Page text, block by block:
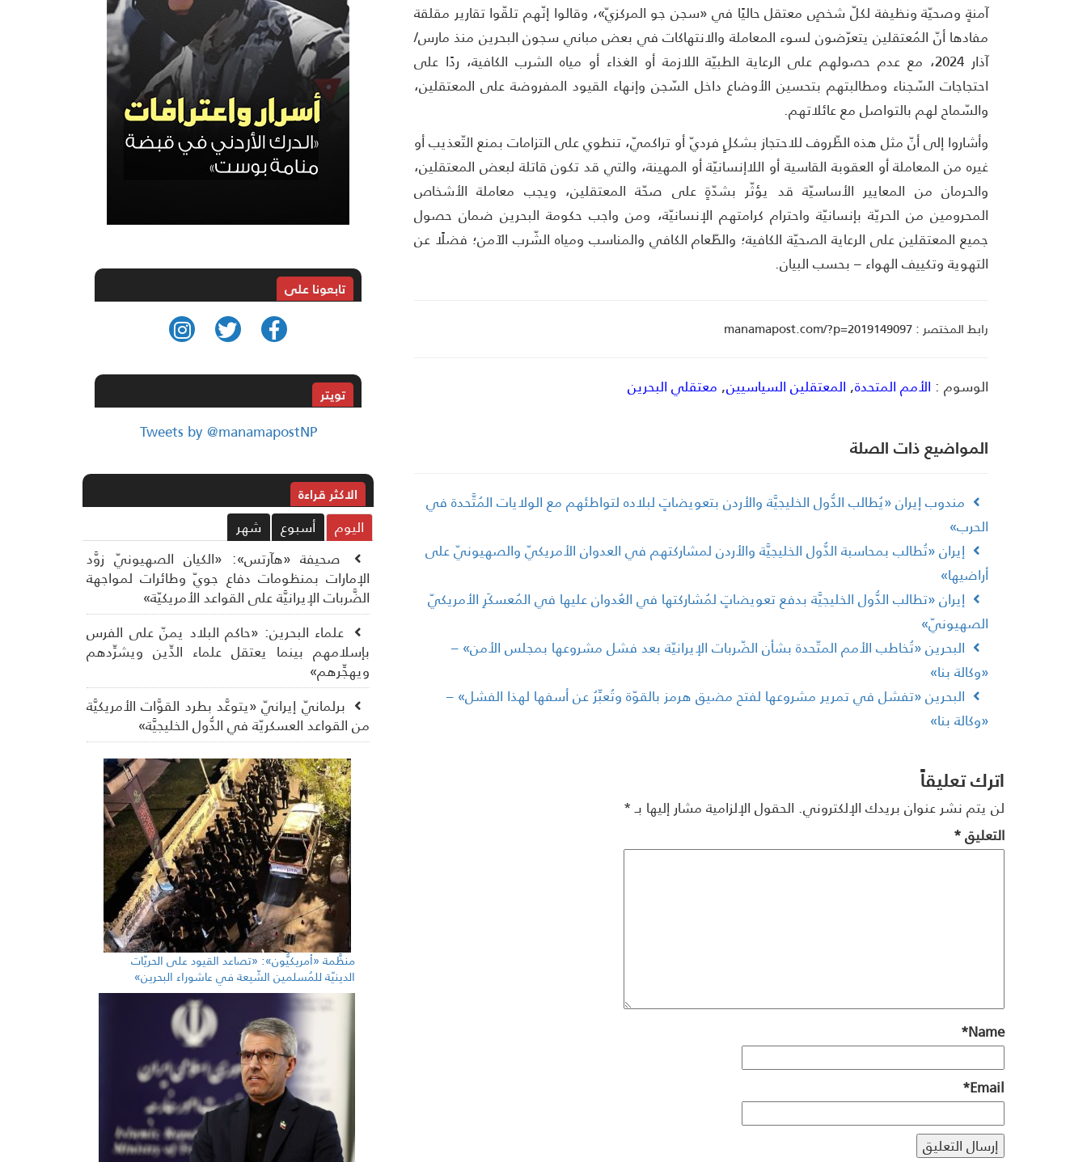
آمنةٍ وصحيّة ونظيفة لكلّ شخصٍ معتقل حاليًا في «سجن جو المركزيّ»، وقالوا إنّهم تلقّوا تقارير مقلقة
مفادها أنّ المُعتقلين يتعرّضون لسوء المعاملة والانتهاكات في بعض مباني سجون البحرين منذ مارس/
آذار 2024، مع عدم حصولهم على الرعاية الطبيّة اللازمة أو الغذاء أو مياه الشرب الكافية، ردًا على
احتجاجات السّجناء ومطالبتهم بتحسين الأوضاع داخل السّجن وإنهاء القيود المفروضة على المعتقلين،
والسّماح لهم بالتواصل مع عائلاتهم.
وأشاروا إلى أنّ مثل هذه الظّروف للاحتجاز بشكلٍ فرديّ أو تراكميّ، تنطوي على التزامات بمنع التّعذيب أو
غيره من المعاملة أو العقوبة القاسية أو اللاإنسانيّة أو المهينة، والتي قد تكون قاتلة لبعض المعتقلين،
والحرمان من المعايير الأساسيّة قد يؤثّر بشدّةٍ على صحّة المعتقلين، ويجب معاملة الأشخاص
المحرومين من الحريّة بإنسانيّة واحترام كرامتهم الإنسانيّة، ومن واجب حكومة البحرين ضمان حصول
جميع المعتقلين على الرعاية الصحيّة الكافية؛ والطّعام الكافي والمناسب ومياه الشّرب الآمن؛ فضلًا عن
التهوية وتكييف الهواء – بحسب البيان.
رابط المختصر : manamapost.com/?p=2019149097
الوسوم : الأمم المتحدة, المعتقلين السياسيين, معتقلي البحرين
المواضیع ذات الصلة
مندوب إيران «يُطالب الدُّول الخليجيَّة والأردن بتعويضاتٍ لبلاده لتواطئهم مع الولايات المُتَّحدة في
الحرب»
إيران «تُطالب بمحاسبة الدُّول الخليجيَّة والأردن لمشاركتهم في العدوان الأمريكيّ والصهيونيّ على
أراضيها»
إيران «تطالب الدُّول الخليجيَّة بدفع تعويضاتٍ لمُشاركتها في العُدوان عليها في المُعسكَرِ الأمريكيّ
الصهيونيّ»
البحرين «تُخاطب الأمم المتّحدة بشأن الضّربات الإيرانيّة بعد فشل مشروعها بمجلس الأمن» –
«وكالة بنا»
البحرين «تفشل في تمرير مشروعها لفتح مضيق هرمز بالقوّة وتُعبِّرُ عن أسفها لهذا الفشل» –
«وكالة بنا»
اترك تعليقاً
لن يتم نشر عنوان بريدك الإلكتروني. الحقول الإلزامية مشار إليها بـ*
التعليق*
Name
*
Email
*
تابعونا على
تويتر
Tweets by @manamapostNP
الاکثر قراءة
اليوم
أسبوع
شهر
صحيفة «هآرتس»: «الكيان الصهيونيّ زوَّد
الإمارات بمنظومات دفاع جويّ وطائرات لمواجهة
الضَّربات الإيرانيَّة على القواعد الأمريكيّة»
علماء البحرين: «حاكم البلاد يمنّ على الفرس
بإسلامهم بينما يعتقل علماء الدِّين ويشرِّدهم
ويهجِّرهم»
برلمانيّ إيرانيّ «يتوعَّد بطرد القوَّات الأمريكيَّة
من القواعد العسكريّة في الدُّول الخليجيَّة»
منظَّمة «أمريكيُّون»: «تصاعد القيود على الحريّات
الدينيّة للمُسلمين الشّيعة في عاشوراء البحرين»